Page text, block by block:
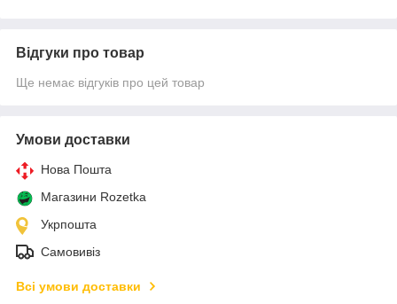
Відгуки про товар
Ще немає відгуків про цей товар
Умови доставки
Нова Пошта
Магазини Rozetka
Укрпошта
Самовивіз
Всі умови доставки